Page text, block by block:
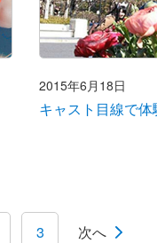
2015年6月18日
キャスト目線で
3 次へ